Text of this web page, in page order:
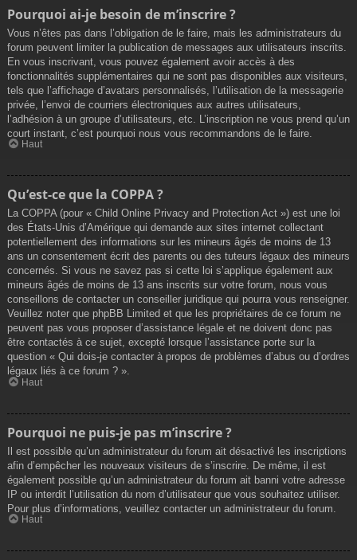
Pourquoi ai-je besoin de m’inscrire ?
Vous n’êtes pas dans l’obligation de le faire, mais les administrateurs du
forum peuvent limiter la publication de messages aux utilisateurs inscrits.
En vous inscrivant, vous pouvez également avoir accès à des
fonctionnalités supplémentaires qui ne sont pas disponibles aux visiteurs,
tels que l’affichage d’avatars personnalisés, l’utilisation de la messagerie
privée, l’envoi de courriers électroniques aux autres utilisateurs,
l’adhésion à un groupe d’utilisateurs, etc. L’inscription ne vous prend qu’un
court instant, c’est pourquoi nous vous recommandons de le faire.
Haut
Qu’est-ce que la COPPA ?
La COPPA (pour « Child Online Privacy and Protection Act ») est une loi
des États-Unis d’Amérique qui demande aux sites internet collectant
potentiellement des informations sur les mineurs âgés de moins de 13
ans un consentement écrit des parents ou des tuteurs légaux des mineurs
concernés. Si vous ne savez pas si cette loi s’applique également aux
mineurs âgés de moins de 13 ans inscrits sur votre forum, nous vous
conseillons de contacter un conseiller juridique qui pourra vous renseigner.
Veuillez noter que phpBB Limited et que les propriétaires de ce forum ne
peuvent pas vous proposer d’assistance légale et ne doivent donc pas
être contactés à ce sujet, excepté lorsque l’assistance porte sur la
question « Qui dois-je contacter à propos de problèmes d’abus ou d’ordres
légaux liés à ce forum ? ».
Haut
Pourquoi ne puis-je pas m’inscrire ?
Il est possible qu’un administrateur du forum ait désactivé les inscriptions
afin d’empêcher les nouveaux visiteurs de s’inscrire. De même, il est
également possible qu’un administrateur du forum ait banni votre adresse
IP ou interdit l’utilisation du nom d’utilisateur que vous souhaitez utiliser.
Pour plus d’informations, veuillez contacter un administrateur du forum.
Haut